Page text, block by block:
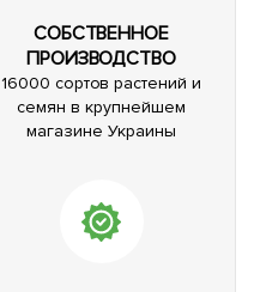
СОБСТВЕННОЕ
ПРОИЗВОДСТВО
16000 сортов растений и
семян в крупнейшем
магазине Украины